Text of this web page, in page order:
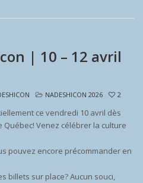
| 10 – 12 avril
NADESHICON 2026 2
ce vendredi 10 avril dès
Québec! Venez célébrer la culture
pouvez encore précommander en
billets sur place? Aucun souci,